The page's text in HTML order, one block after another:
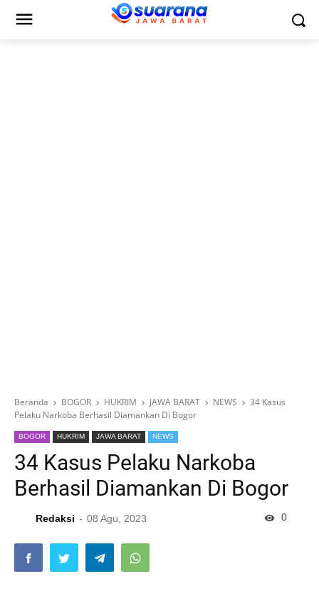
Beranda BOGOR HUKRIM JAWA BARAT NEWS
34 Kasus
Pelaku Narkoba Berhasil Diamankan Di Bogor
BOGOR HUKRIM JAWA BARAT NEWS
34 Kasus Pelaku Narkoba
Berhasil Diamankan Di Bogor
Redaksi 08 Agu, 2023 0